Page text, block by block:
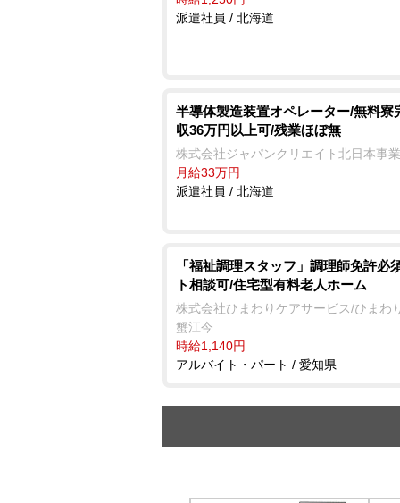
派遣社員 / 北海道
半導体製造装置オペレーター/無料寮
収36万円以上可/残業ほぼ無
株式会社ジャパンクリエイト北日本事
月給33万円
派遣社員 / 北海道
「福祉調理スタッフ」調理師免許必
ト相談可/住宅型有料老人ホーム
株式会社ひまわりケアサービス/ひまわ
蟹江今
時給1,140円
アルバイト・パート / 愛知県